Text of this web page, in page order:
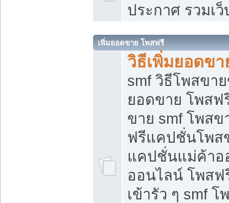
ประกาศ รวมเ
เพิ่มยอดขาย โพสฟรี
วิธีเพิ่มยอดข
smf วิธีโพสขา
ยอดขาย โพสฟ
ขาย smf โพส
ฟรีแคปชั่นโพส
แคปชั่นแม่ค้า
ออนไลน์ โพสฟ
เข้ารัว ๆ smf